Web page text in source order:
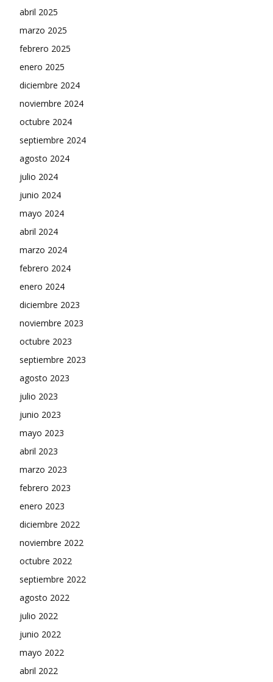
abril 2025
marzo 2025
febrero 2025
enero 2025
diciembre 2024
noviembre 2024
octubre 2024
septiembre 2024
agosto 2024
julio 2024
junio 2024
mayo 2024
abril 2024
marzo 2024
febrero 2024
enero 2024
diciembre 2023
noviembre 2023
octubre 2023
septiembre 2023
agosto 2023
julio 2023
junio 2023
mayo 2023
abril 2023
marzo 2023
febrero 2023
enero 2023
diciembre 2022
noviembre 2022
octubre 2022
septiembre 2022
agosto 2022
julio 2022
junio 2022
mayo 2022
abril 2022